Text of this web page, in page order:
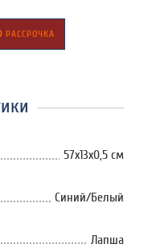
РАССРОЧКА
57х13х0,5 см
Синий/Белый
Лапша